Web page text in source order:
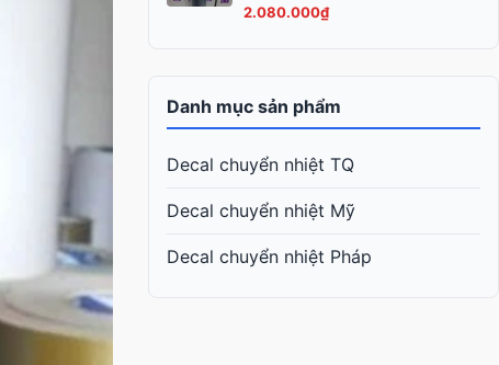
2.080.000₫
Danh mục sản phẩm
Decal chuyển nhiệt TQ
Decal chuyển nhiệt Mỹ
Decal chuyển nhiệt Pháp